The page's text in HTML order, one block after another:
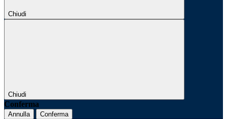
Chiudi
Chiudi
Conferma
Annulla Conferma